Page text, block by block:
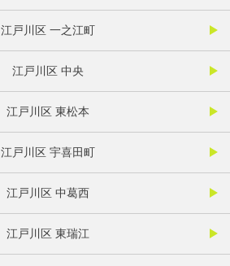
江戸川区 一之江町
江戸川区 中央
江戸川区 東松本
江戸川区 宇喜田町
江戸川区 中葛西
江戸川区 東瑞江